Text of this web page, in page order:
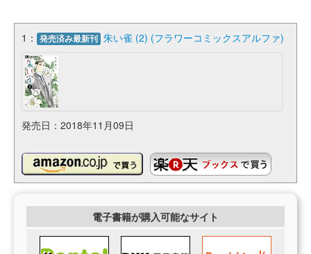
1： 発売済み最新刊 朱い雀 (2) (フラワーコミックスアルファ)
発売日：2018年11月09日
電子書籍が購入可能なサイト